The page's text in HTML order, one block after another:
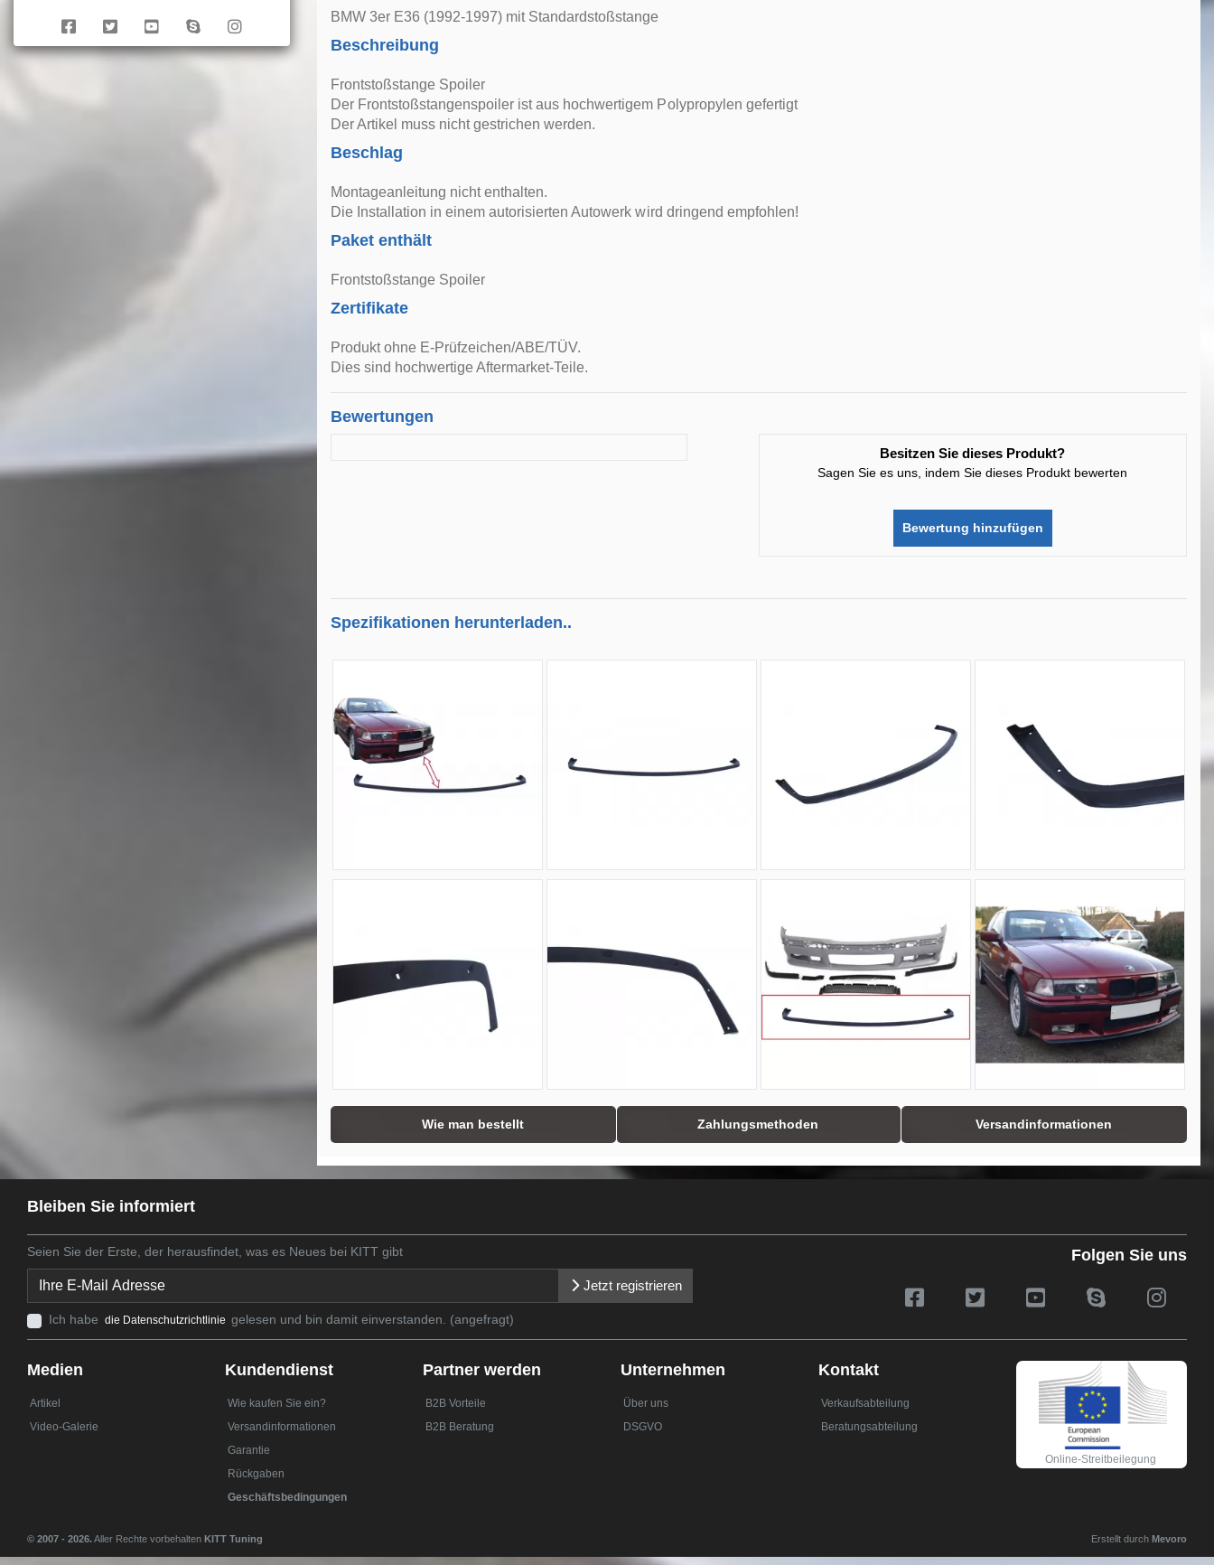
BMW 3er E36 (1992-1997) mit Standardstoßstange
Beschreibung
Frontstoßstange Spoiler
Der Frontstoßstangenspoiler ist aus hochwertigem Polypropylen gefertigt
Der Artikel muss nicht gestrichen werden.
Beschlag
Montageanleitung nicht enthalten.
Die Installation in einem autorisierten Autowerk wird dringend empfohlen!
Paket enthält
Frontstoßstange Spoiler
Zertifikate
Produkt ohne E-Prüfzeichen/ABE/TÜV.
Dies sind hochwertige Aftermarket-Teile.
Bewertungen
Besitzen Sie dieses Produkt?
Sagen Sie es uns, indem Sie dieses Produkt bewerten
Bewertung hinzufügen
Spezifikationen herunterladen..
Wie man bestellt Zahlungsmethoden Versandinformationen
Bleiben Sie informiert
Seien Sie der Erste, der herausfindet, was es Neues bei KITT gibt
Jetzt registrieren
Ich habe die Datenschutzrichtlinie gelesen und bin damit einverstanden. (angefragt)
Folgen Sie uns
Medien
Artikel
Video-Galerie
Kundendienst
Wie kaufen Sie ein?
Versandinformationen
Garantie
Rückgaben
Geschäftsbedingungen
Partner werden
B2B Vorteile
B2B Beratung
Unternehmen
Über uns
DSGVO
Kontakt
Verkaufsabteilung
Beratungsabteilung
Online-Streitbeilegung
Erstellt durch Mevoro
© 2007 - 2026.Aller Rechte vorbehalten KITT Tuning